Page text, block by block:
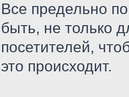
Все предельно
быть, не только
посетителей,
это происходит.